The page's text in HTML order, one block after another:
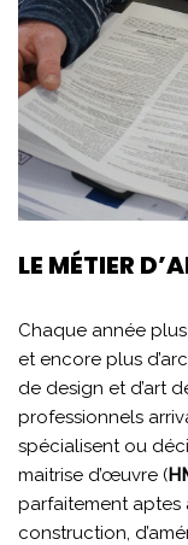
LE MÉTIER
Chaque année
et encore plus
de design et d’art
professionnels
spécialisent ou
maitrise d’œuvre (
parfaitement aptes
construction,